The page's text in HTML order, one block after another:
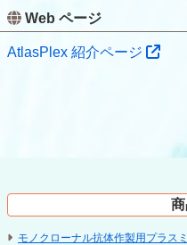
Web ページ
AtlasPlex 紹介ページ
モノクローナル抗体作製用プラス